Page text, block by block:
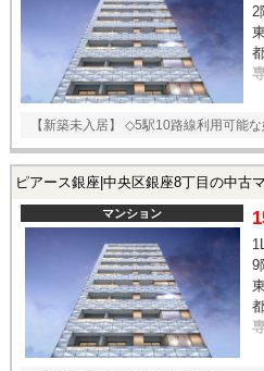
2
【新築未入居】 ◇5駅10路線利用可能
ピアース銀座|中央区銀座8丁目の中古
マンション
9